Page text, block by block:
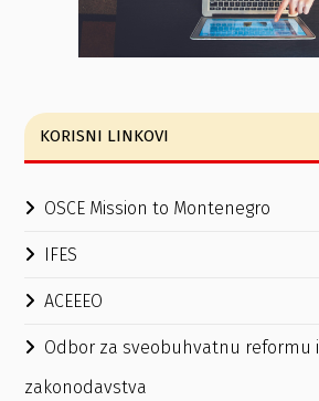
KORISNI LINKOVI
OSCE Mission to Montenegro
IFES
ACEEEO
Odbor za sveobuhvatnu reformu
zakonodavstva